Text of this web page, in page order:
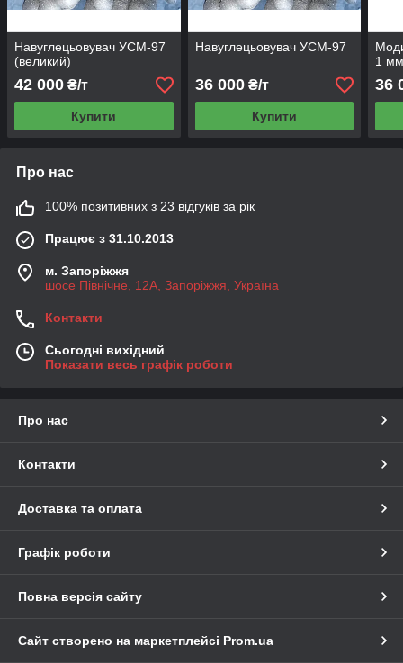
Навуглецьовувач УСМ-97
(великий)
42 000 ₴/т
Купити
Навуглецьовувач УСМ-97
36 000₴/т
Купити
1
36
Про нас
100% позитивних з 23 відгуків за рік
Працює з 31.10.2013
м. Запоріжжя
шосе Північне, 12А, Запоріжжя, Україна
Контакти
Сьогодні вихідний
Показати весь графік роботи
Про нас
Контакти
Доставка та оплата
Графік роботи
Повна версія сайту
Сайт створено на маркетплейсі Prom.ua